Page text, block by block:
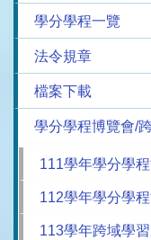
學分學程一覽
法令規章
檔案下載
學分學程博覽會/
111學年學分學
112學年學分學
113學年跨域學